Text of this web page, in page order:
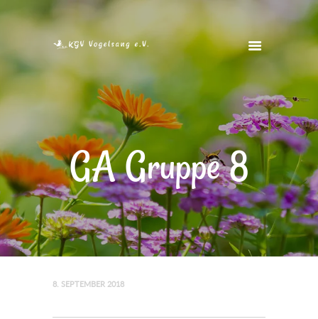
GA Gruppe 8
STARTSEITE
VEREIN
VEREINSHEIM
FOTOS
FREIE GÄRTEN
KONTAKT
8. SEPTEMBER 2018